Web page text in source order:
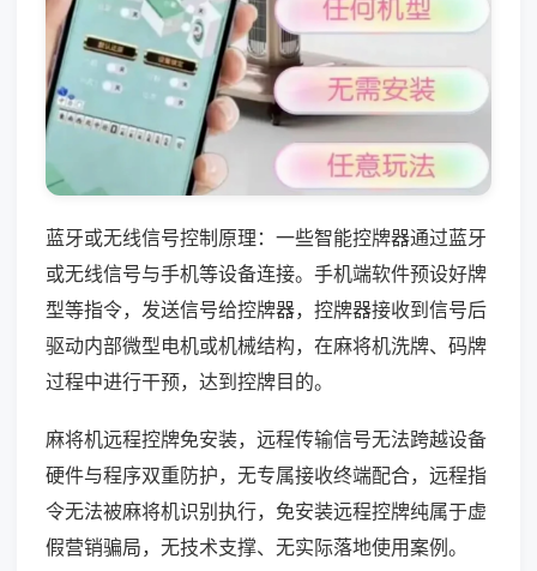
蓝牙或无线信号控制原理：一些智能控牌器通过蓝牙
或无线信号与手机等设备连接。手机端软件预设好牌
型等指令，发送信号给控牌器，控牌器接收到信号后
驱动内部微型电机或机械结构，在麻将机洗牌、码牌
过程中进行干预，达到控牌目的。
麻将机远程控牌免安装，远程传输信号无法跨越设备
硬件与程序双重防护，无专属接收终端配合，远程指
令无法被麻将机识别执行，免安装远程控牌纯属于虚
假营销骗局，无技术支撑、无实际落地使用案例。